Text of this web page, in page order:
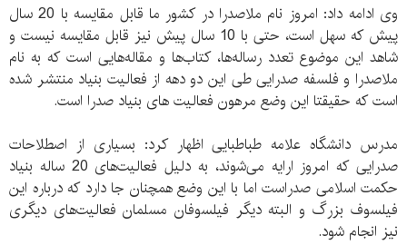
وی ادامه داد: امروز نام ملاصدرا در کشور ما قابل مقایسه با 20 سال
پیش که سهل است، حتی با 10 سال پیش نیز قابل مقایسه نیست و
شاهد این موضوع تعدد رساله‌‌‌ها، کتاب‌ها و مقاله‌هایی است که به نام
ملاصدرا و فلسفه صدرایی طی این دو دهه از فعالیت بنیاد منتشر شده
است که حقیقتا این وضع مرهون فعالیت‌ های بنیاد صدرا است.
مدرس دانشگاه علامه طباطبایی اظهار کرد: بسیاری از اصطلاحات
صدرایی که امروز ارایه می‌‌شوند، به دلیل فعالیت‌‌های 20 ساله بنیاد
حکمت اسلامی صدراست اما با این وضع همچنان جا دارد که درباره این
فیلسوف بزرگ و البته دیگر فیلسوفان مسلمان فعالیت‌‌های دیگری
نیز انجام شود.